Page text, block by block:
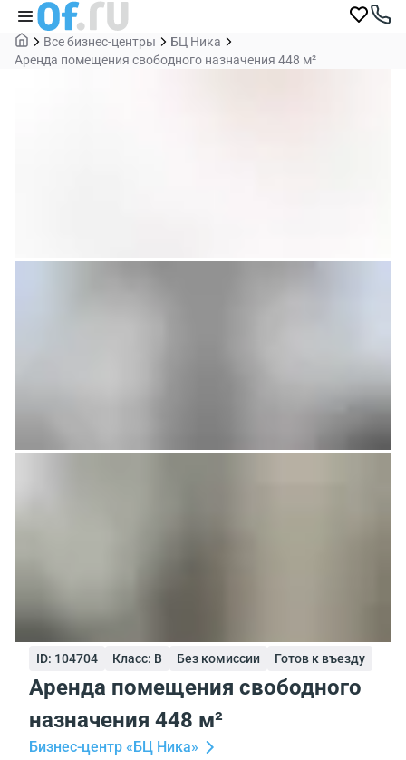
Все бизнес-центры
БЦ Ника
Аренда помещения свободного назначения 448 м²
ID: 104704 Класс: B Без комиссии Готов к въезду
Аренда помещения свободного
назначения 448 м²
Бизнес-центр «БЦ Ника»